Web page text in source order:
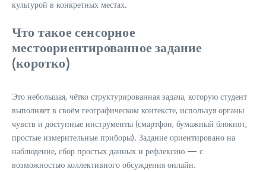
культурой в конкретных местах.
Что такое сенсорное
местоориентированное задание
(коротко)
Это небольшая, чётко структурированная задача, которую студент
выполняет в своём географическом контексте, используя органы
чувств и доступные инструменты (смартфон, бумажный блокнот,
простые измерительные приборы). Задание ориентировано на
наблюдение, сбор простых данных и рефлексию — с
возможностью коллективного обсуждения онлайн.